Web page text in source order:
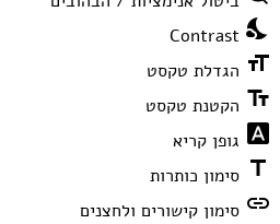
nights_stay
Contrast
format_size הגדלת טקסט
text_fields הקטנת טקסט
font_download גופן קריא
title סימון כותרות
link סימון קישורים ולחצנים